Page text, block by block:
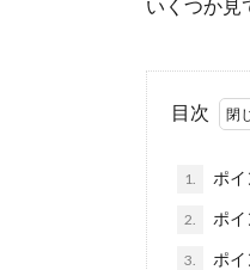
いくつか見
目次
1. ポ
2. ポ
3. ポ